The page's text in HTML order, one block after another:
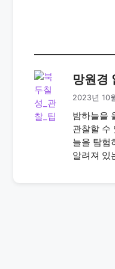
망원경
2023년 10
밤하늘을
관찰할 수
늘을 탐험
알려져 있